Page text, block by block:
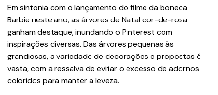
Em sintonia com o lançamento do filme da boneca
Barbie neste ano, as árvores de Natal cor-de-rosa
ganham destaque, inundando o Pinterest com
inspirações diversas. Das árvores pequenas às
grandiosas, a variedade de decorações e propostas é
vasta, com a ressalva de evitar o excesso de adornos
coloridos para manter a leveza.